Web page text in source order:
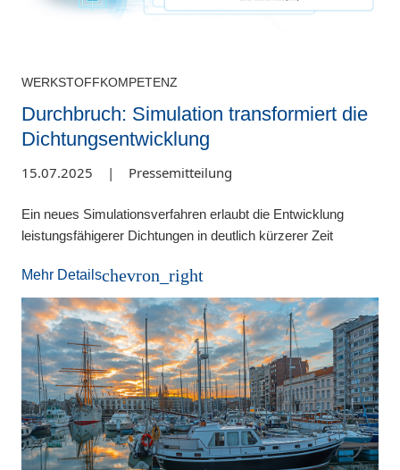
WERKSTOFFKOMPETENZ
Durchbruch: Simulation transformiert die
Dichtungsentwicklung
15.07.2025 | Pressemitteilung
Ein neues Simulationsverfahren erlaubt die Entwicklung
leistungsfähigerer Dichtungen in deutlich kürzerer Zeit
Mehr Detailschevron_right